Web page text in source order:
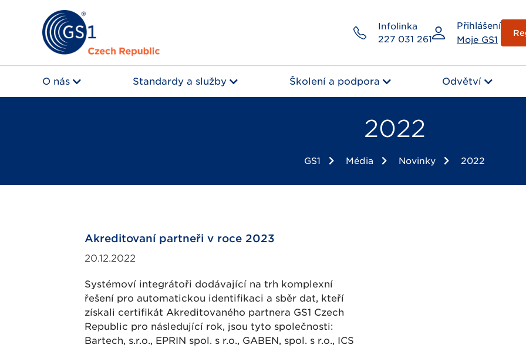
Infolinka
227 031 261
Přihlášení
Moje GS1
O nás Standardy a služby Školení a podpora Odvětví
2022
GS1 Média Novinky 2022
Akreditovaní partneři v roce 2023
20.12.2022
Systémoví integrátoři dodávající na trh komplexní
řešení pro automatickou identifikaci a sběr dat, kteří
získali certifikát Akreditovaného partnera GS1 Czech
Republic pro následující rok, jsou tyto společnosti:
Bartech, s.r.o., EPRIN spol. s r.o., GABEN, spol. s r.o., ICS